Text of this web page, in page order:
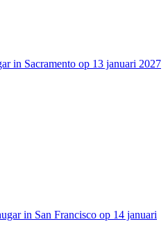
in Sacramento op 13 januari 2027
in San Francisco op 14 januari